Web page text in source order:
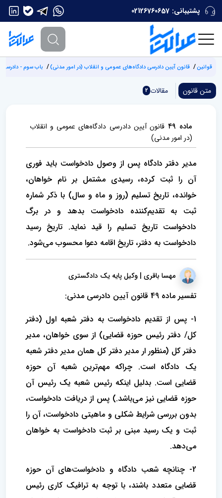
پشتیبانی: 02126760657
قوانین ‌قانون آیین دادرسی دادگاه‌های عمومی و انقلاب (‌در امور مدنی) باب سوم -
متن قانون مقالات 2
ماده ۴۹
‌قانون آیین دادرسی دادگاه‌های عمومی و انقلاب
(‌در امور مدنی)
مدیر دفتر دادگاه پس از وصول دادخواست باید فوری
آن را ثبت کرده، رسیدی مشتمل بر نام خواهان،
خوانده، تاریخ تسلیم (روز و ماه و سال) با ذکر شماره
ثبت به تقدیم‌کننده دادخواست بدهد و در برگ
دادخواست تاریخ تسلیم را قید نماید. تاریخ رسید
دادخواست به دفتر، تاریخ اقامه دعوا محسوب می‌شود.
مهسا باقری | وکیل پایه یک دادگستری
تفسیر ماده 49 قانون آیین دادرسی مدنی:
1- پس از تقدیم دادخواست به دفتر شعبه اول (دفتر
کل/ دفتر رئیس حوزه قضایی) از سوی خواهان، مدیر
دفتر کل (منظور ار مدیر دفتر کل همان مدیر دفتر شعبه
یک دادگاه است. چراکه مهم‌ترین شعبه آن حوزه
قضایی است. بدلیل اینکه رئیس شعبه یک رئیس آن
حوزه قضایی نیز می‌باشد.) پس از دریافت دادخواست،
بدون بررسی شرایط شکلی و ماهیتی دادخواست، آن را
ثبت و یک رسید مبنی بر ثبت دادخواست به خواهان
می‌دهد.
2- چنانچه شعب دادگاه و دادخواست‌های آن حوزه
قضایی متعدد باشند، با توجه به ترافیک کاری رئیس